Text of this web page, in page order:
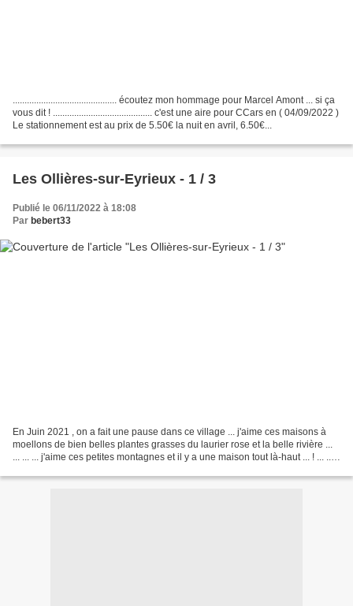
............................................ écoutez mon hommage pour Marcel Amont ... si ça
vous dit ! .......................................... c'est une aire pour CCars en ( 04/09/2022 )
Le stationnement est au prix de 5.50€ la nuit en avril, 6.50€...
Les Ollières-sur-Eyrieux - 1 / 3
Publié le 06/11/2022 à 18:08
Par bebert33
En Juin 2021 , on a fait une pause dans ce village ... j'aime ces maisons à
moellons de bien belles plantes grasses du laurier rose et la belle rivière ...
... ... ... j'aime ces petites montagnes et il y a une maison tout là-haut ... ! ... ...